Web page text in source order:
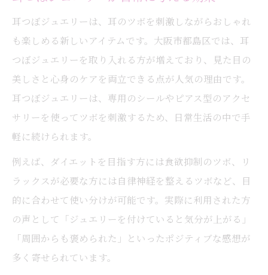
耳つぼジュエリーは、耳のツボを刺激しながらおしゃれ
も楽しめる新しいアイテムです。大阪市都島区では、耳
つぼジュエリーを取り入れる方が増えており、見た目の
美しさと心身のケアを両立できる点が人気の理由です。
耳つぼジュエリーは、専用のシールやピアス型のアクセ
サリーを使ってツボを刺激するため、日常生活の中で手
軽に続けられます。
例えば、ダイエットを目指す方には食欲抑制のツボ、リ
ラックスが必要な方には自律神経を整えるツボなど、目
的に合わせて使い分けが可能です。実際に利用された方
の声として「ジュエリーを付けていると気分が上がる」
「周囲からも褒められた」といったポジティブな感想が
多く寄せられています。